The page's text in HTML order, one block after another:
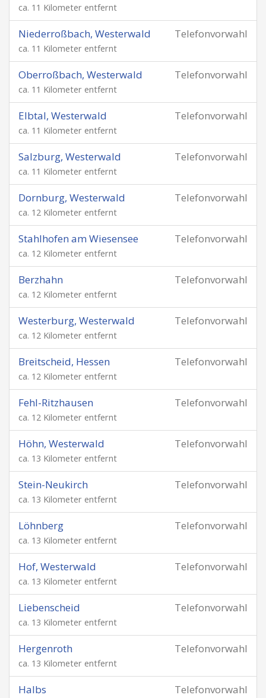
ca. 11 Kilometer entfernt
Telefonvorwahl
Niederroßbach, Westerwald
ca. 11 Kilometer entfernt
Telefonvorwahl
Oberroßbach, Westerwald
ca. 11 Kilometer entfernt
Telefonvorwahl
Elbtal, Westerwald
ca. 11 Kilometer entfernt
Telefonvorwahl
Salzburg, Westerwald
ca. 11 Kilometer entfernt
Telefonvorwahl
Dornburg, Westerwald
ca. 12 Kilometer entfernt
Telefonvorwahl
Stahlhofen am Wiesensee
ca. 12 Kilometer entfernt
Telefonvorwahl
Berzhahn
ca. 12 Kilometer entfernt
Telefonvorwahl
Westerburg, Westerwald
ca. 12 Kilometer entfernt
Telefonvorwahl
Breitscheid, Hessen
ca. 12 Kilometer entfernt
Telefonvorwahl
Fehl-Ritzhausen
ca. 12 Kilometer entfernt
Telefonvorwahl
Höhn, Westerwald
ca. 13 Kilometer entfernt
Telefonvorwahl
Stein-Neukirch
ca. 13 Kilometer entfernt
Telefonvorwahl
Löhnberg
ca. 13 Kilometer entfernt
Telefonvorwahl
Hof, Westerwald
ca. 13 Kilometer entfernt
Telefonvorwahl
Liebenscheid
ca. 13 Kilometer entfernt
Telefonvorwahl
Hergenroth
ca. 13 Kilometer entfernt
Telefonvorwahl
Halbs